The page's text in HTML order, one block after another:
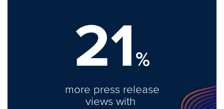
21%
more press release
views with